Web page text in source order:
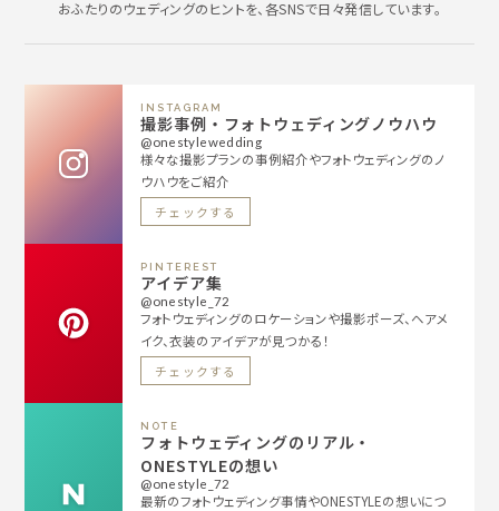
おふたりのウェディングのヒントを、各SNSで日々発信しています。
INSTAGRAM
撮影事例・フォトウェディングノウハウ
@onestylewedding
様々な撮影プランの事例紹介やフォトウェディングのノ
ウハウをご紹介
チェックする
PINTEREST
アイデア集
@onestyle_72
フォトウェディングのロケーションや撮影ポーズ、ヘアメ
イク、衣装のアイデアが見つかる！
チェックする
NOTE
フォトウェディングのリアル・
ONESTYLEの想い
@onestyle_72
最新のフォトウェディング事情やONESTYLEの想いにつ